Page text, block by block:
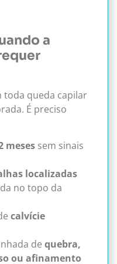
a
toda queda capilar
É preciso
meses sem sinais
localizadas
no topo da
calvície
de quebra,
ou afinamento